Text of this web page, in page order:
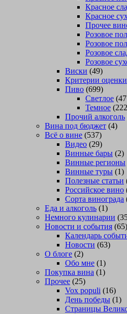
Красное
Красное
Прочее
Розовое
Розовое
Розовое
Розовое
Виски (49)
Критерии оценки
Пиво (699)
Светлое
Темное
Прочий алкоголь
Вина под бюджет (4)
Всё о вине (537)
Видео (29)
Винные бары (2)
Винные регионы
Винные туры (1)
Полезные статьи
Российское вино
Сорта винограда
Еда и алкоголь (1)
Немного кулинарии
Новости и события (65)
Календарь
Новости (63)
О блоге (2)
Обо мне (1)
Покупка вина (1)
Прочее (25)
Vox populi (16)
День победы (1)
Страницы